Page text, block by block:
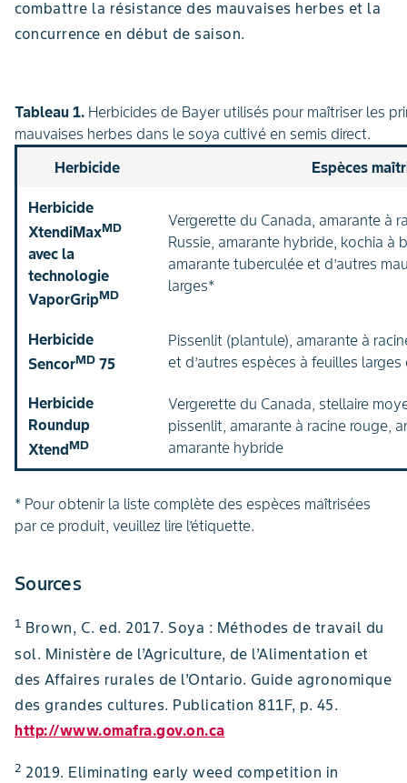
combattre la résistance des mauvaises herbes et la
concurrence en début de saison.
Tableau 1. Herbicides de Bayer utilisés pour maîtriser les
mauvaises herbes dans le soya cultivé en semis direct.
Herbicide
Espèces
Herbicide
XtendiMaxMD
avec la
technologie
VaporGripMD
Vergerette du Canada, amarante à
Russie, amarante hybride, kochia à
amarante tuberculée et d’autres
larges*
Herbicide
SencorMD 75
Pissenlit (plantule), amarante à
et d’autres espèces à feuilles
Herbicide
Roundup
XtendMD
Vergerette du Canada, stellaire
pissenlit, amarante à racine rouge,
amarante hybride
* Pour obtenir la liste complète des espèces maîtrisées
par ce produit, veuillez lire l’étiquette.
Sources
1 Brown, C. ed. 2017. Soya : Méthodes de travail du
sol. Ministère de l’Agriculture, de l’Alimentation et
des Affaires rurales de l’Ontario. Guide agronomique
des grandes cultures. Publication 811F, p. 45.
http://www.omafra.gov.on.ca
2 2019. Eliminating early weed competition in